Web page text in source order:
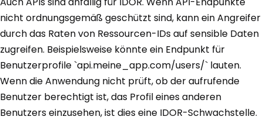
nicht ordnungsgemäß geschützt sind, kann ein Angreifer
durch das Raten von Ressourcen-IDs auf sensible Daten
zugreifen. Beispielsweise könnte ein Endpunkt für
Benutzerprofile `api.meine_app.com/users/` lauten.
Wenn die Anwendung nicht prüft, ob der aufrufende
Benutzer berechtigt ist, das Profil eines anderen
Benutzers einzusehen, ist dies eine IDOR-Schwachstelle.